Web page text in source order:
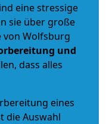
eine stressige
sie über große
von Wolfsburg
und
dass alles
eines
die Auswahl